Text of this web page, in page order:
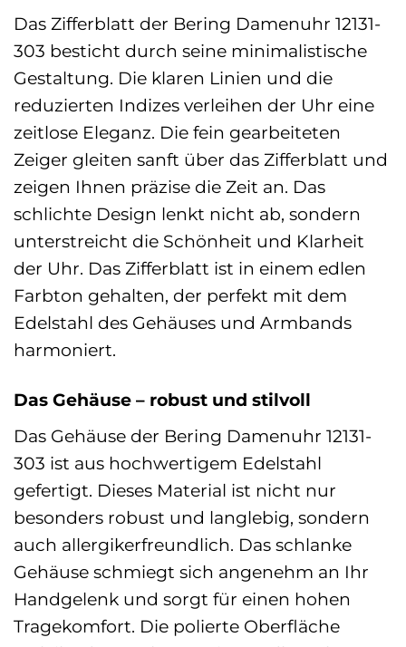
Das Zifferblatt der Bering Damenuhr 12131-
303 besticht durch seine minimalistische
Gestaltung. Die klaren Linien und die
reduzierten Indizes verleihen der Uhr eine
zeitlose Eleganz. Die fein gearbeiteten
Zeiger gleiten sanft über das Zifferblatt und
zeigen Ihnen präzise die Zeit an. Das
schlichte Design lenkt nicht ab, sondern
unterstreicht die Schönheit und Klarheit
der Uhr. Das Zifferblatt ist in einem edlen
Farbton gehalten, der perfekt mit dem
Edelstahl des Gehäuses und Armbands
harmoniert.
Das Gehäuse – robust und stilvoll
Das Gehäuse der Bering Damenuhr 12131-
303 ist aus hochwertigem Edelstahl
gefertigt. Dieses Material ist nicht nur
besonders robust und langlebig, sondern
auch allergikerfreundlich. Das schlanke
Gehäuse schmiegt sich angenehm an Ihr
Handgelenk und sorgt für einen hohen
Tragekomfort. Die polierte Oberfläche